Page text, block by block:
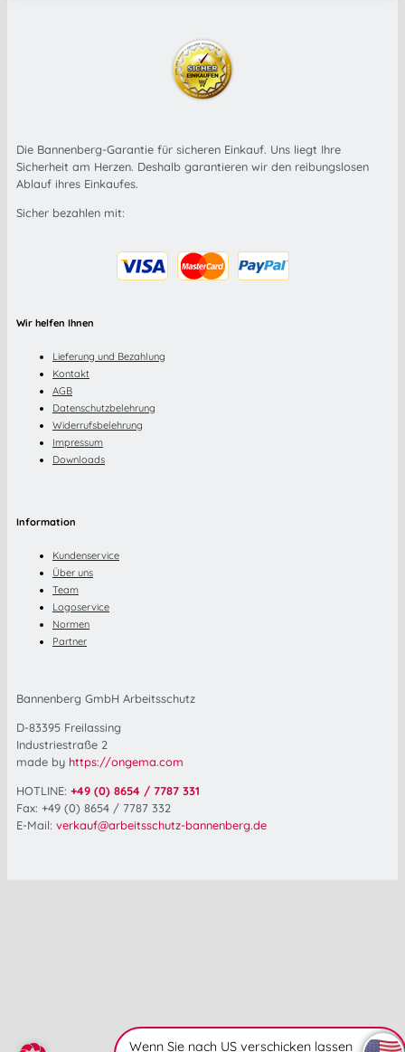
Die Bannenberg-Garantie für sicheren Einkauf. Uns liegt Ihre
Sicherheit am Herzen. Deshalb garantieren wir den reibungslosen
Ablauf ihres Einkaufes.
Sicher bezahlen mit:
Wir helfen Ihnen
Lieferung und Bezahlung
Kontakt
AGB
Datenschutzbelehrung
Widerrufsbelehrung
Impressum
Downloads
Information
Kundenservice
Über uns
Team
Logoservice
Normen
Partner
Bannenberg GmbH Arbeitsschutz
D-83395 Freilassing
Industriestraße 2
made by https://ongema.com
HOTLINE: +49 (0) 8654 / 7787 331
Fax: +49 (0) 8654 / 7787 332
E-Mail: verkauf@arbeitsschutz-bannenberg.de
Wenn Sie nach US verschicken lassen